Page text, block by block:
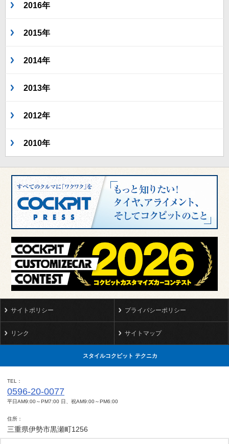
2016年
2015年
2014年
2013年
2012年
2010年
サイトポリシー プライバシーポリシー
リンク サイトマップ
スタイルコクピット テクニカ
TEL
0596-20-0077
平日AM9:00～PM7:00 日、祝AM9:00～PM6:00
住所
三重県伊勢市黒瀬町1256